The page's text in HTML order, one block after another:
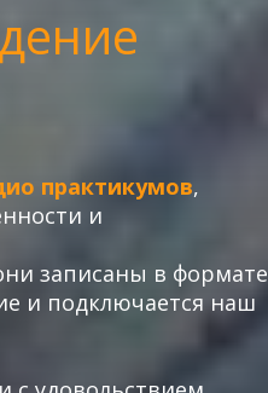
практикумов,
и
записаны в формате
и подключается наш